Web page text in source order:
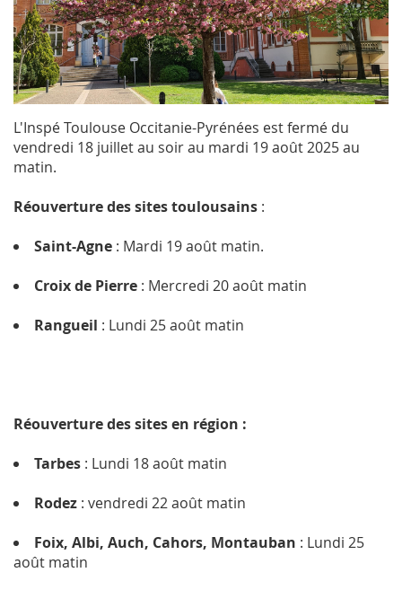
L'Inspé Toulouse Occitanie-Pyrénées est fermé du
vendredi 18 juillet au soir au mardi 19 août 2025 au
matin.
Réouverture des sites toulousains :
Saint-Agne : Mardi 19 août matin.
Croix de Pierre : Mercredi 20 août matin
Rangueil : Lundi 25 août matin
Réouverture des sites en région :
Tarbes : Lundi 18 août matin
Rodez : vendredi 22 août matin
Foix, Albi, Auch, Cahors, Montauban : Lundi 25
août matin